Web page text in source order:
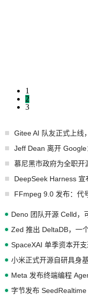
1
2
3
Gitee AI 队友正式上线
Jeff Dean 离开
慕尼黑市政府为全职开
FFmpeg 9.0 发布：代
Deno 团队开源 Celld，
SpaceXAI 单季资本开
小米正式开源自研具身
Meta 发布终端编程
字节发布